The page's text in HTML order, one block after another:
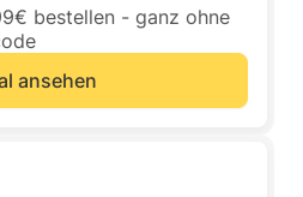
bestellen - ganz ohne
ansehen